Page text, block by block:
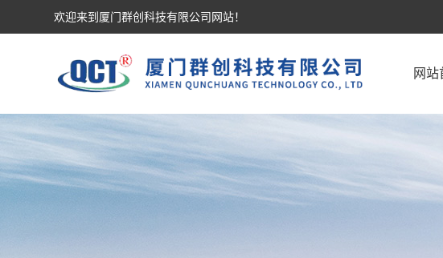
欢迎来到厦门群创科技有限公司网站！
网站